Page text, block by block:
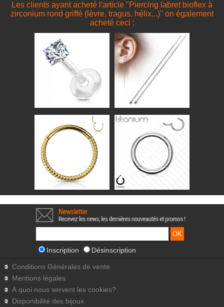
Les clients ayant acheté l'article "Piercing labret bioflex à
zirconium rond griffé (lèvre, tragus, hélix...)" on également
acheté ceci :
Inscription Désinscription
Conditions Générales de vente
Mentions légales
A quoi nous servent les cookies?
Disponibilité des bijoux